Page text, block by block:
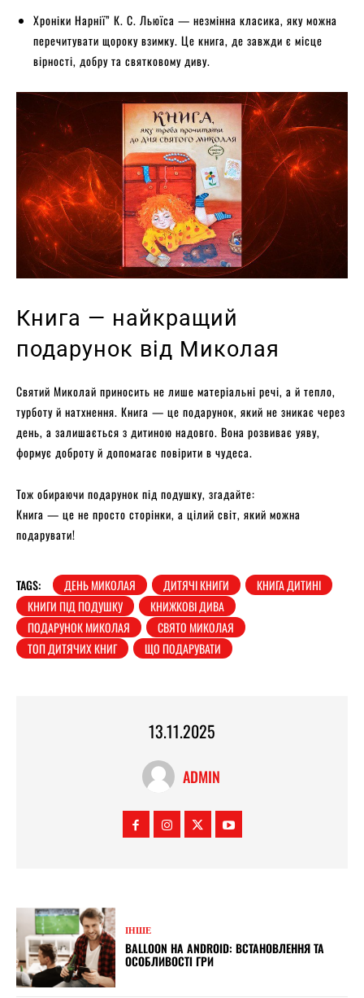
Хроніки Нарнії” К. С. Льюїса — незмінна класика, яку можна
перечитувати щороку взимку. Це книга, де завжди є місце
вірності, добру та святковому диву.
Книга — найкращий
подарунок від Миколая
Святий Миколай приносить не лише матеріальні речі, а й тепло,
турботу й натхнення. Книга — це подарунок, який не зникає через
день, а залишається з дитиною надовго. Вона розвиває уяву,
формує доброту й допомагає повірити в чудеса.
Тож обираючи подарунок під подушку, згадайте:
Книга — це не просто сторінки, а цілий світ, який можна
подарувати!
TAGS: ДЕНЬ МИКОЛАЯ ДИТЯЧІ КНИГИ
КНИГА ДИТИНІ
КНИГИ ПІД ПОДУШКУ
КНИЖКОВІ ДИВА
ПОДАРУНОК МИКОЛАЯ
СВЯТО МИКОЛАЯ
ТОП ДИТЯЧИХ КНИГ
ЩО ПОДАРУВАТИ
13.11.2025
ADMIN
ІНШЕ
BALLOON НА ANDROID: ВСТАНОВЛЕННЯ ТА
ОСОБЛИВОСТІ ГРИ